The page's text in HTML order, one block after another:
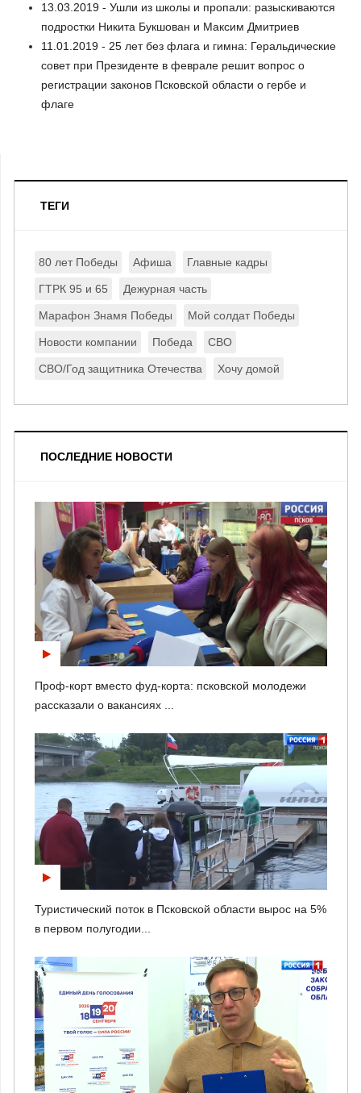
13.03.2019 - Ушли из школы и пропали: разыскиваются
подростки Никита Букшован и Максим Дмитриев
11.01.2019 - 25 лет без флага и гимна: Геральдические
совет при Президенте в феврале решит вопрос о
регистрации законов Псковской области о гербе и
флаге
ТЕГИ
80 лет Победы Афиша Главные кадры
ГТРК 95 и 65 Дежурная часть
Марафон Знамя Победы Мой солдат Победы
Новости компании Победа СВО
СВО/Год защитника Отечества Хочу домой
ПОСЛЕДНИЕ НОВОСТИ
Проф-корт вместо фуд-корта: псковской молодежи
рассказали о вакансиях ...
Туристический поток в Псковской области вырос на 5%
в первом полугодии...